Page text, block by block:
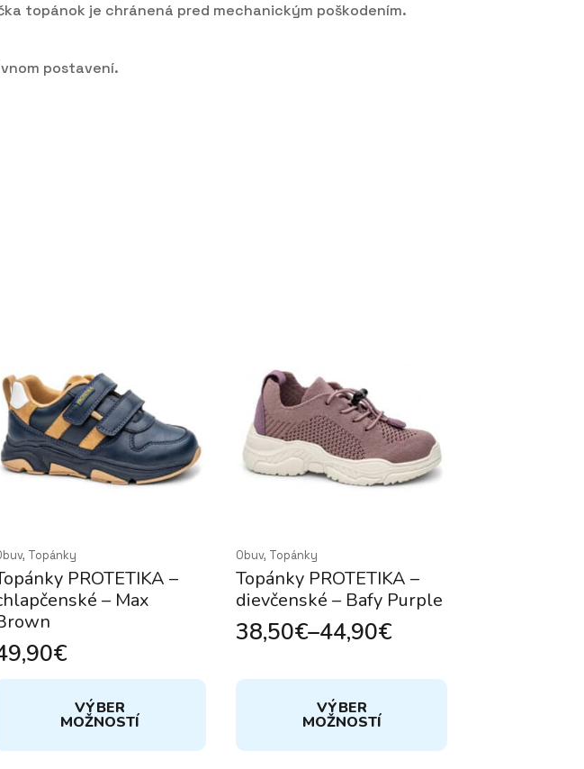
topánok je chránená pred mechanickým poškodením.
postavení.
Topánky
PROTETIKA –
– Max
€
VÝBER
MOŽNOSTÍ
Obuv, Topánky
Topánky PROTETIKA –
dievčenské – Bafy Purple
38,50€–44,90€
Price
range:
through
44,90€
VÝBER
MOŽNOSTÍ
Tento
viacero